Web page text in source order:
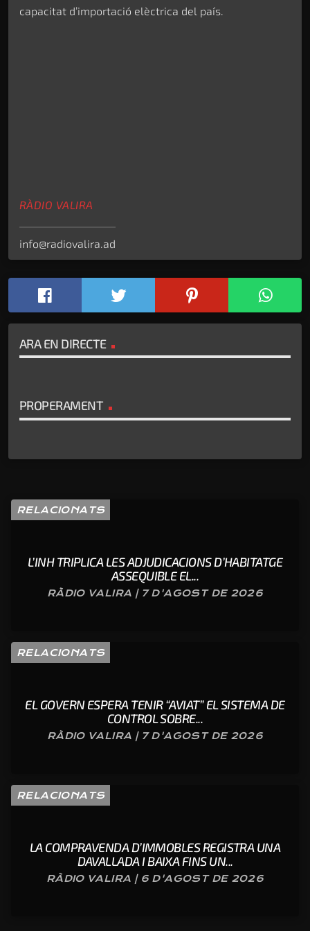
capacitat d’importació elèctrica del país.
RÀDIO VALIRA
info@radiovalira.ad
ARA EN DIRECTE
PROPERAMENT
RELACIONATS
L’INH TRIPLICA LES ADJUDICACIONS D’HABITATGE
ASSEQUIBLE EL...
RÀDIO VALIRA | 7 D'AGOST DE 2026
RELACIONATS
EL GOVERN ESPERA TENIR “AVIAT” EL SISTEMA DE
CONTROL SOBRE...
RÀDIO VALIRA | 7 D'AGOST DE 2026
RELACIONATS
LA COMPRAVENDA D’IMMOBLES REGISTRA UNA
DAVALLADA I BAIXA FINS UN...
RÀDIO VALIRA | 6 D'AGOST DE 2026